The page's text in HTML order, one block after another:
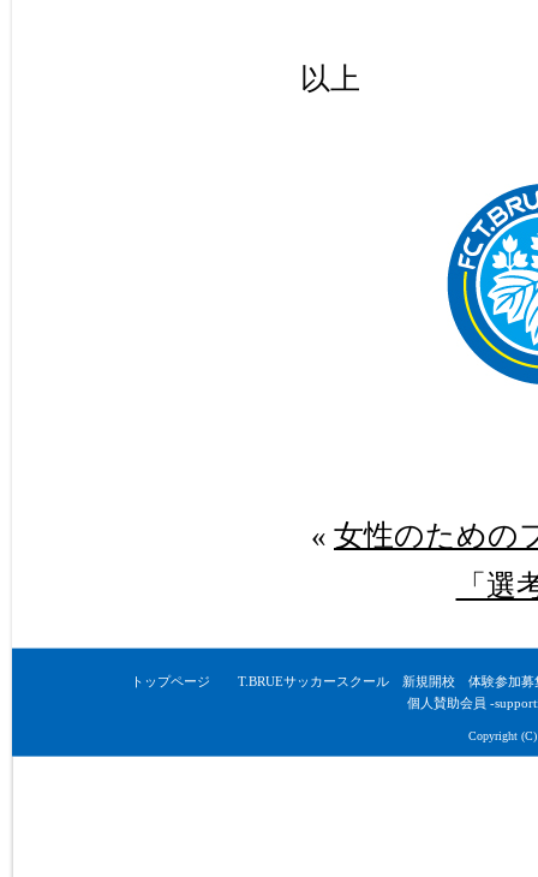
以上
« 女性のための
「選
トップページ
T.BRUEサッカースクール 新規開校 体験参加募
個人賛助会員 -
Copyright